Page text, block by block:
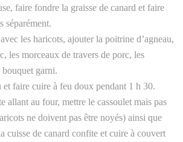
faire fondre la graisse de canard et faire
séparément.
les haricots, ajouter la poitrine d’agneau,
les morceaux de travers de porc, les
bouquet garni.
et faire cuire à feu doux pendant 1 h 30.
allant au four, mettre le cassoulet mais pas
ne doivent pas être noyés) ainsi que
cuisse de canard confite et cuire à couvert